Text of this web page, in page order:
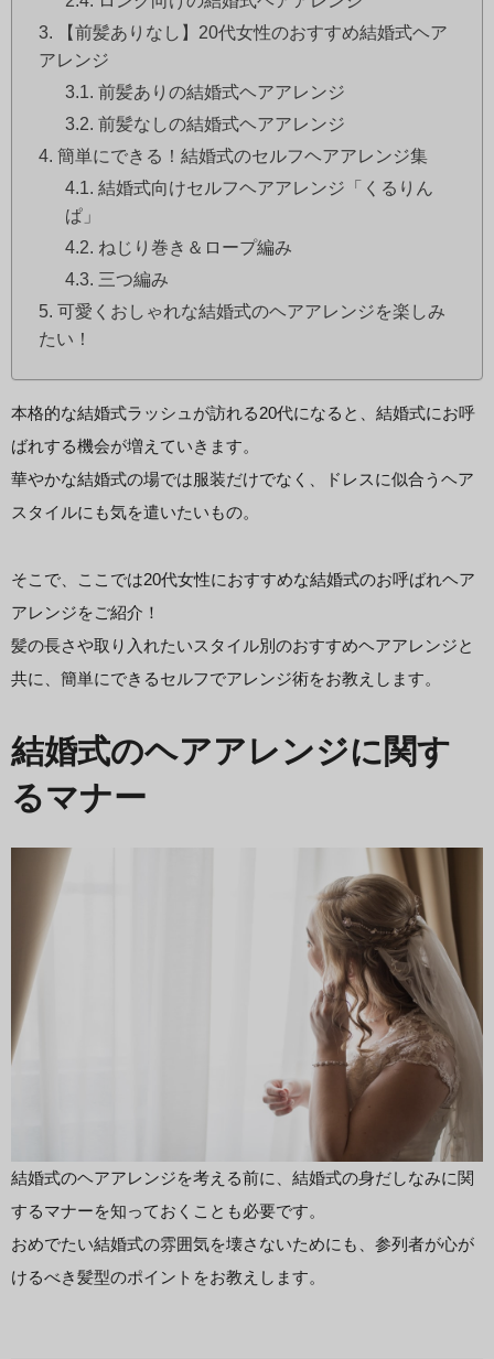
【前髪ありなし】20代女性のおすすめ結婚式ヘア
アレンジ
前髪ありの結婚式ヘアアレンジ
前髪なしの結婚式ヘアアレンジ
簡単にできる！結婚式のセルフヘアアレンジ集
結婚式向けセルフヘアアレンジ「くるりん
ぱ」
ねじり巻き＆ロープ編み
三つ編み
可愛くおしゃれな結婚式のヘアアレンジを楽しみ
たい！
本格的な結婚式ラッシュが訪れる20代になると、結婚式にお呼
ばれする機会が増えていきます。
華やかな結婚式の場では服装だけでなく、ドレスに似合うヘア
スタイルにも気を遣いたいもの。
そこで、ここでは20代女性におすすめな結婚式のお呼ばれヘア
アレンジをご紹介！
髪の長さや取り入れたいスタイル別のおすすめヘアアレンジと
共に、簡単にできるセルフでアレンジ術をお教えします。
結婚式のヘアアレンジに関す
るマナー
結婚式のヘアアレンジを考える前に、結婚式の身だしなみに関
するマナーを知っておくことも必要です。
おめでたい結婚式の雰囲気を壊さないためにも、参列者が心が
けるべき髪型のポイントをお教えします。